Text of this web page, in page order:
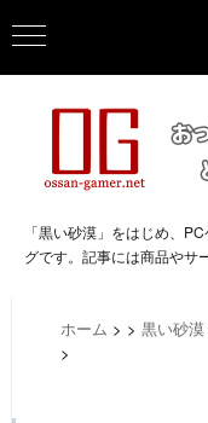
「黒い砂漠」をはじめ、
グです。記事には商品やサ
ホーム > > 黒い砂漠
>